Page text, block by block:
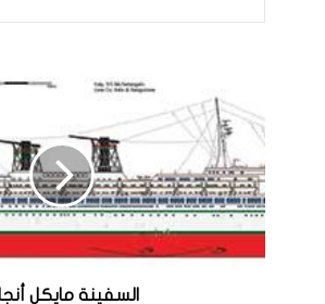
ل
س
ف
ي
ن
ة
م
السفينة مايكل